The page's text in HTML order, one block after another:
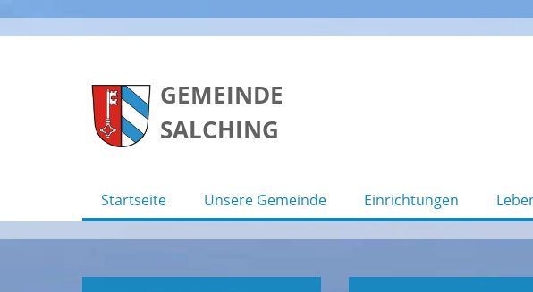
GEMEINDE
SALCHING
Startseite Unsere Gemeinde Einrichtungen